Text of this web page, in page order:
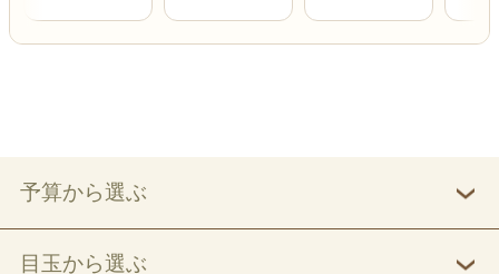
予算から選ぶ
目玉から選ぶ